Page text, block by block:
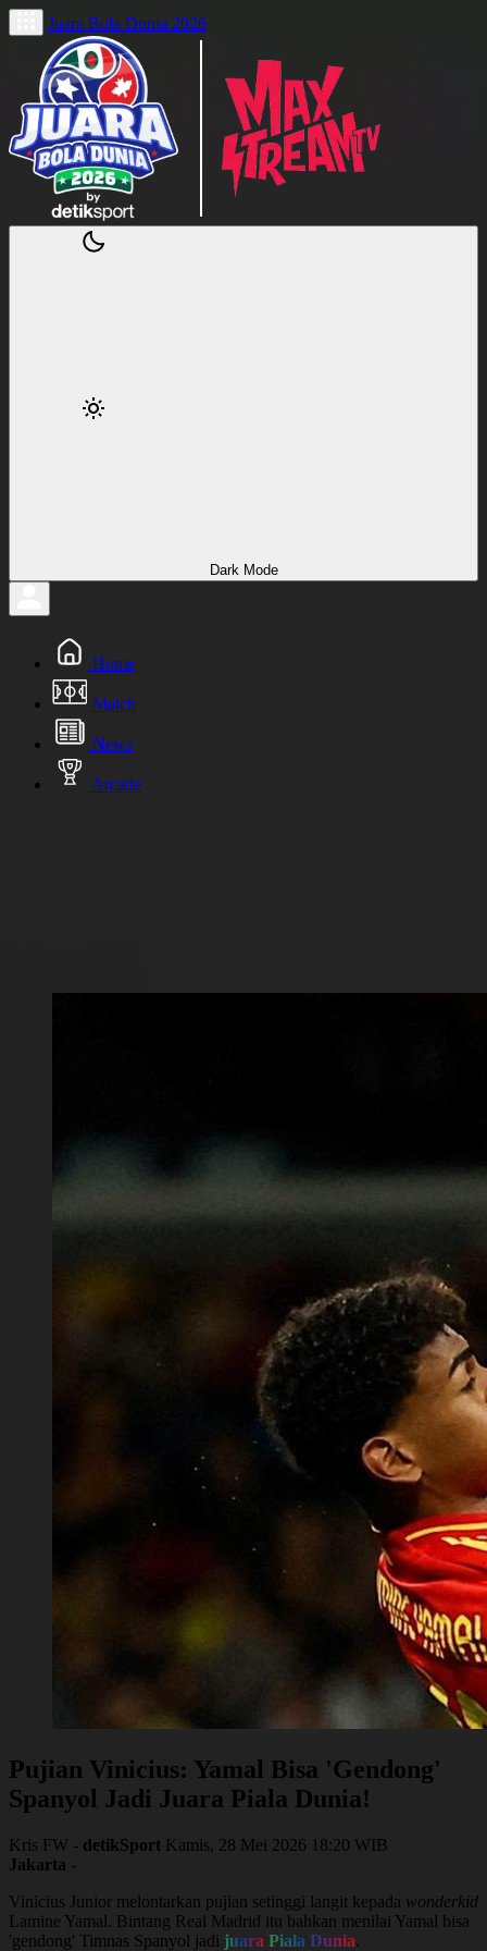
Juara Bola Dunia 2026
Dark Mode
Home
Match
News
Arcade
Pujian Vinicius: Yamal Bisa 'Gendong'
Spanyol Jadi Juara Piala Dunia!
Kris FW - detikSport Kamis, 28 Mei 2026 18:20 WIB
Jakarta -
Vinicius Junior melontarkan pujian setinggi langit kepada wonderkid
Lamine Yamal. Bintang Real Madrid itu bahkan menilai Yamal bisa
'gendong' Timnas Spanyol jadi juara Piala Dunia.